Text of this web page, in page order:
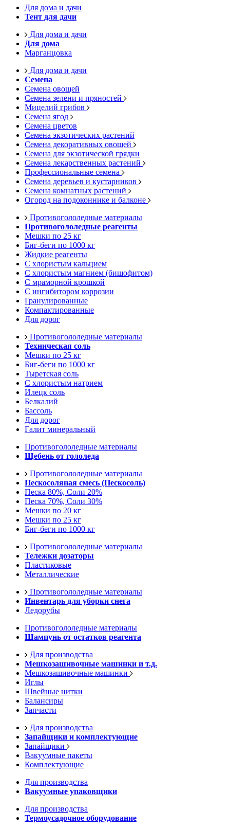
Для дома и дачи
Тент для дачи
Для дома и дачи
Для дома
Марганцовка
Для дома и дачи
Семена
Семена овощей
Семена зелени и пряностей
Мицелий грибов
Семена ягод
Семена цветов
Семена экзотических растений
Семена декоративных овощей
Семена для экзотической грядки
Семена лекарственных растений
Профессиональные семена
Семена деревьев и кустарников
Семена комнатных растений
Огород на подоконнике и балконе
Противогололедные материалы
Противогололедные реагенты
Мешки по 25 кг
Биг-беги по 1000 кг
Жидкие реагенты
С хлористым кальцием
С хлористым магнием (бишофитом)
С мраморной крошкой
С ингибитором коррозии
Гранулированные
Компактированные
Для дорог
Противогололедные материалы
Техническая соль
Мешки по 25 кг
Биг-беги по 1000 кг
Тыретская соль
С хлористым натрием
Илецк соль
Белкалий
Бассоль
Для дорог
Галит минеральный
Противогололедные материалы
Щебень от гололеда
Противогололедные материалы
Пескосоляная смесь (Пескосоль)
Песка 80%, Соли 20%
Песка 70%, Соли 30%
Мешки по 20 кг
Мешки по 25 кг
Биг-беги по 1000 кг
Противогололедные материалы
Тележки дозаторы
Пластиковые
Металлические
Противогололедные материалы
Инвентарь для уборки снега
Ледорубы
Противогололедные материалы
Шампунь от остатков реагента
Для производства
Мешкозашивочные машинки и т.д.
Мешкозашивочные машинки
Иглы
Швейные нитки
Балансиры
Запчасти
Для производства
Запайщики и комплектующие
Запайщики
Вакуумные пакеты
Комплектующие
Для производства
Вакуумные упаковщики
Для производства
Термоусадочное оборудование